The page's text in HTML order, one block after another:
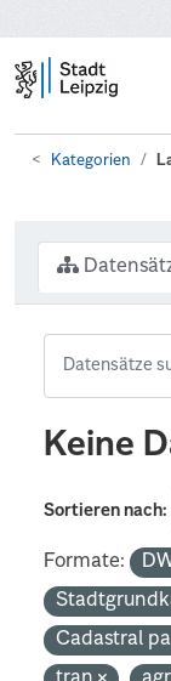
Kategorien
Keine
Sortieren nach
Formate:
Cadastral